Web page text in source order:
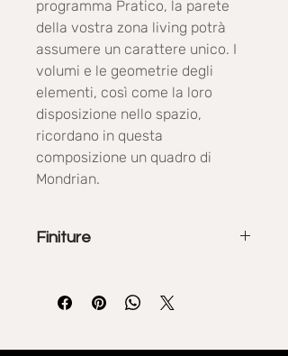
programma Pratico, la parete
della vostra zona living potrà
assumere un carattere unico. I
volumi e le geometrie degli
elementi, così come la loro
disposizione nello spazio,
ricordano in questa
composizione un quadro di
Mondrian.
Finiture
diverse finiture materiche, effetto
legno, effetto cemento, colori opachi